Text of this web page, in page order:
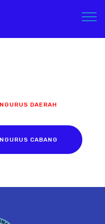
DAERAH
CABANG